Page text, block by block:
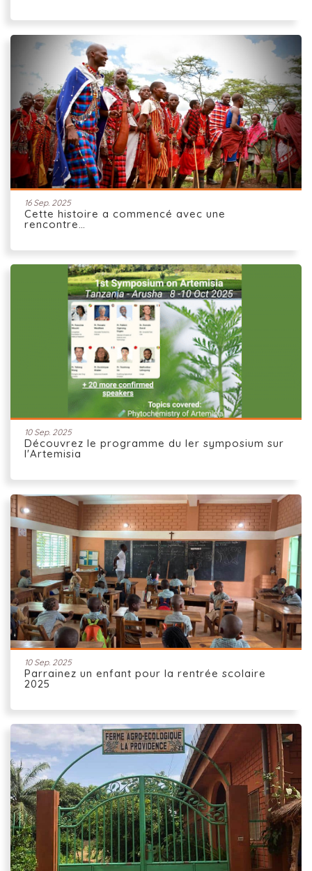
16 Sep. 2025
Cette histoire a commencé avec une
rencontre…
10 Sep. 2025
Découvrez le programme du Ier symposium sur
l'Artemisia
10 Sep. 2025
Parrainez un enfant pour la rentrée scolaire
2025